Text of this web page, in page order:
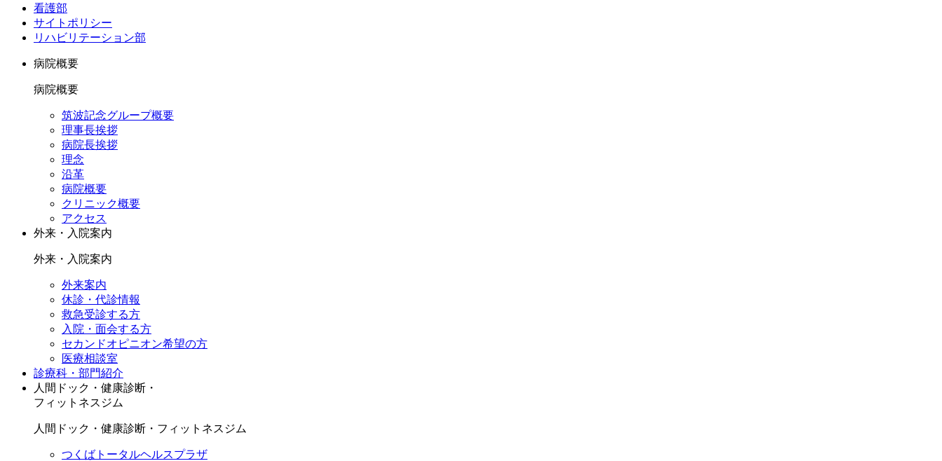
看護部
サイトポリシー
リハビリテーション部
病院概要
病院概要
筑波記念グループ概要
理事長挨拶
病院長挨拶
理念
沿革
病院概要
クリニック概要
アクセス
外来・入院案内
外来・入院案内
外来案内
休診・代診情報
救急受診する方
入院・面会する方
セカンドオピニオン希望の方
医療相談室
診療科・部門紹介
人間ドック・健康診断・
フィットネスジム
人間ドック・健康診断・フィットネスジム
つくばトータルヘルスプラザ